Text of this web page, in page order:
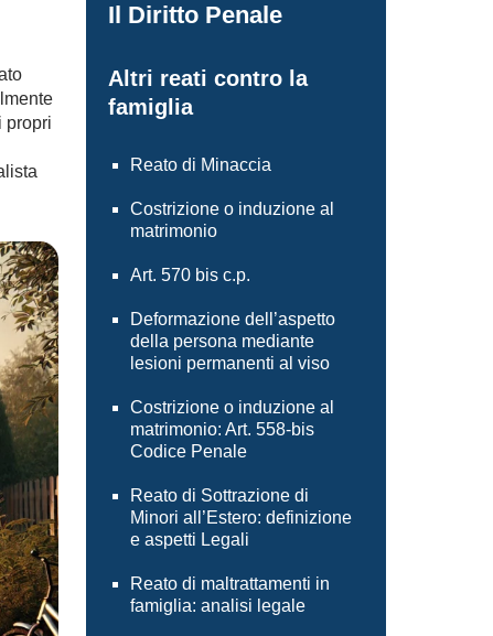
propri
Il Diritto Penale
Altri reati contro la
famiglia
Reato di Minaccia
Costrizione o induzione al
matrimonio
Art. 570 bis c.p.
Deformazione dell’aspetto
della persona mediante
lesioni permanenti al viso
Costrizione o induzione al
matrimonio: Art. 558-bis
Codice Penale
Reato di Sottrazione di
Minori all’Estero: definizione
e aspetti Legali
Reato di maltrattamenti in
famiglia: analisi legale